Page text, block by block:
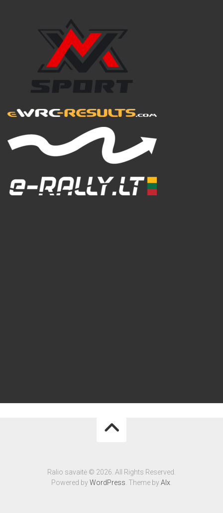
Ralio savaitė © 2026. All Rights Reserved.
Powered byWordPress . Theme byAlx